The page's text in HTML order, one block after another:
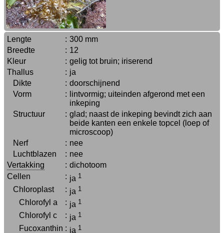
Lengte : 300 mm
Breedte
: 12
Kleur
: gelig tot bruin; iriserend
Thallus
: ja
Dikte
: doorschijnend
Vorm
:
lintvormig; uiteinden afgerond met een
inkeping
Structuur
: glad; naast de inkeping bevindt zich aan
beide kanten een enkele topcel (loep of
microscoop)
Nerf
: nee
Luchtblazen
: nee
Vertakking
: dichotoom
Cellen
: ja 1
Chloroplast : ja 1
Chlorofyl a : ja 1
Chlorofyl c : ja 1
Fucoxanthin : ja 1